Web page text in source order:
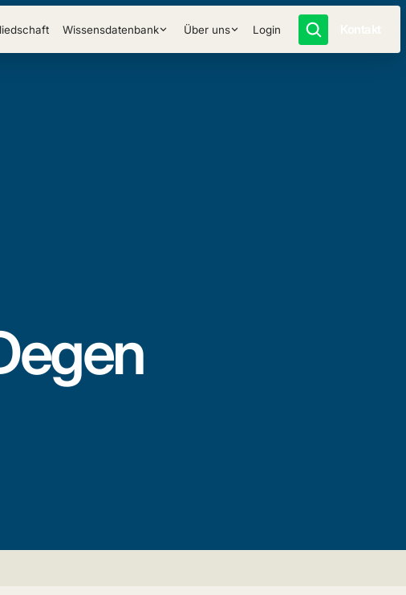
Wissensdatenbank Über uns Login